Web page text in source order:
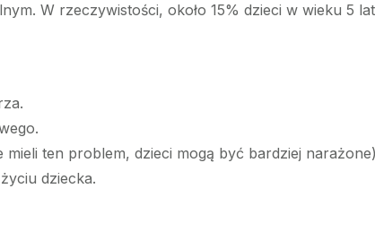
W rzeczywistości, około 15% dzieci w wieku 5
ten problem, dzieci mogą być bardziej
dziecka.